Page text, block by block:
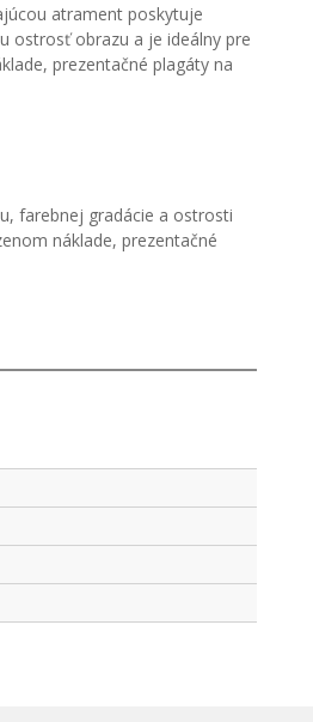
atrament poskytuje
ostrosť obrazu a je ideálny pre
prezentačné plagáty na
farebnej gradácie a ostrosti
náklade, prezentačné